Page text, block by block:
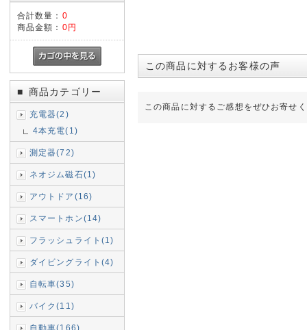
合計数量： 0
商品金額： 0円
■ 商品カテゴリー
充電器(2)
4本充電(1)
測定器(72)
ネオジム磁石(1)
アウトドア(16)
スマートホン(14)
フラッシュライト(1)
ダイビングライト(4)
自転車(35)
バイク(11)
自動車(166)
この商品に対するお客様の声
この商品に対するご感想をぜひお寄せ